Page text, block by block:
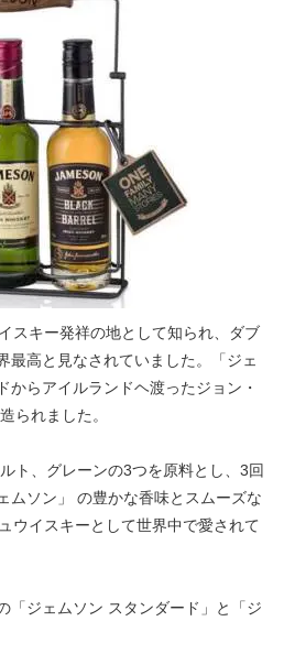
スキー発祥の地として知られ、ダブ
最高と見なされていました。「ジェ
からアイルランドヘ渡ったジョン・
られました。
ト、グレーンの3つを原料とし、 3 回
ムソン」 の豊かな香味とスムーズな
ウイスキーとして世界中で愛されて
「ジェムソン スタンダード」と「ジ